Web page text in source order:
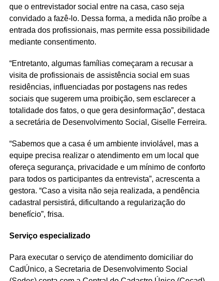
que o entrevistador social entre na casa, caso seja
convidado a fazê-lo. Dessa forma, a medida não proíbe a
entrada dos profissionais, mas permite essa possibilidade
mediante consentimento.
“Entretanto, algumas famílias começaram a recusar a
visita de profissionais de assistência social em suas
residências, influenciadas por postagens nas redes
sociais que sugerem uma proibição, sem esclarecer a
totalidade dos fatos, o que gera desinformação”, destaca
a secretária de Desenvolvimento Social, Giselle Ferreira.
“Sabemos que a casa é um ambiente inviolável, mas a
equipe precisa realizar o atendimento em um local que
ofereça segurança, privacidade e um mínimo de conforto
para todos os participantes da entrevista”, acrescenta a
gestora. “Caso a visita não seja realizada, a pendência
cadastral persistirá, dificultando a regularização do
benefício”, frisa.
Serviço especializado
Para executar o serviço de atendimento domiciliar do
CadÚnico, a Secretaria de Desenvolvimento Social